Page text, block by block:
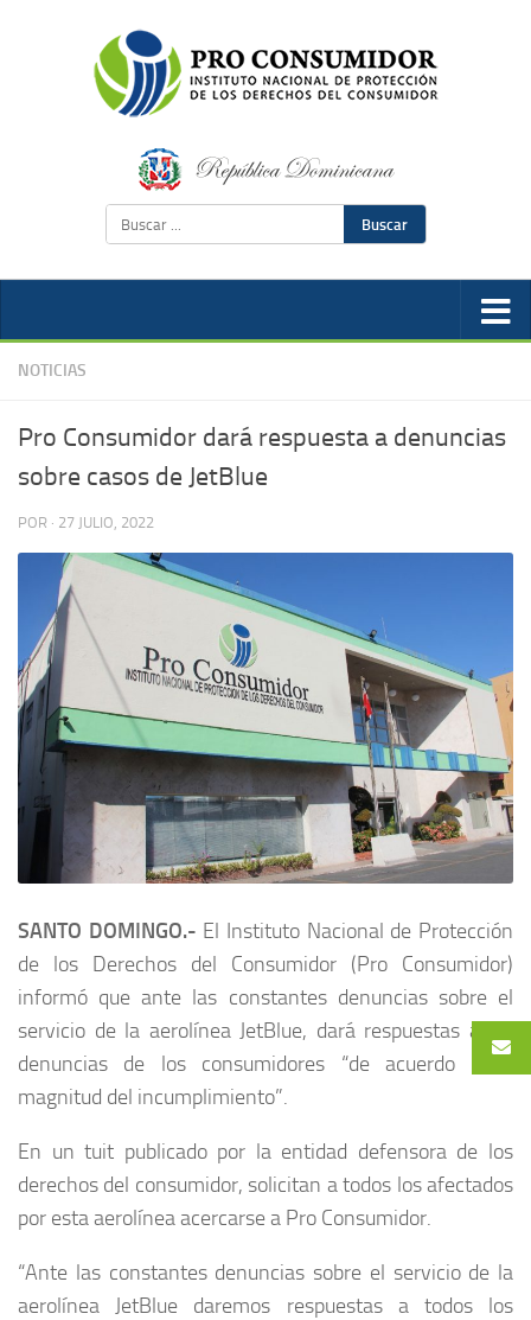
Buscar
NOTICIAS
Pro Consumidor dará respuesta a denuncias
sobre casos de JetBlue
POR · 27 JULIO, 2022
SANTO DOMINGO.- El Instituto Nacional de Protección
de los Derechos del Consumidor (Pro Consumidor)
informó que ante las constantes denuncias sobre el
servicio de la aerolínea JetBlue, dará respuestas a las
denuncias de los consumidores “de acuerdo a la
magnitud del incumplimiento”.
En un tuit publicado por la entidad defensora de los
derechos del consumidor, solicitan a todos los afectados
por esta aerolínea acercarse a Pro Consumidor.
“Ante las constantes denuncias sobre el servicio de la
aerolínea JetBlue daremos respuestas a todos los